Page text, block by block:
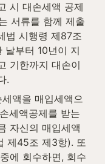
시 대손세액 공제
서류를 함께 제출
법 시행령 제87조
날부터 10년이 지
기한까지 대손이
.
액을 매입세액으
세액공제를 받는
자신의 매입세액
제45조 제3항). 또
에 회수하면, 회수